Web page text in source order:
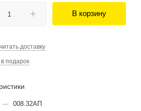
В корзину
доставку
подарок
— 008.32АП